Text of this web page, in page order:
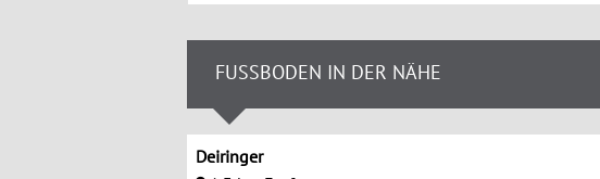
FUSSBODEN IN DER NÄHE
Deiringer